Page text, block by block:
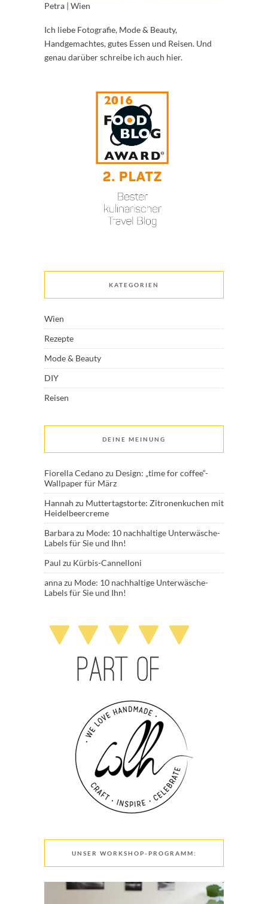
Petra | Wien
Ich liebe Fotografie, Mode & Beauty,
Handgemachtes, gutes Essen und Reisen. Und
genau darüber schreibe ich auch hier.
KATEGORIEN
Wien
Rezepte
Mode & Beauty
DIY
Reisen
DEINE MEINUNG
Fiorella Cedanozu Design: „time for coffee“-
Wallpaper für März
Hannah zu Muttertagstorte: Zitronenkuchen mit
Heidelbeercreme
Barbarazu Mode: 10 nachhaltige Unterwäsche-
Labels für Sie und Ihn!
Paul zu Kürbis-Cannelloni
annazu Mode: 10 nachhaltige Unterwäsche-
Labels für Sie und Ihn!
UNSER WORKSHOP-PROGRAMM: